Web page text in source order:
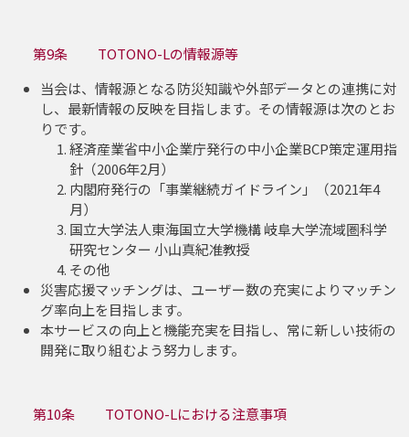
第9条 TOTONO-Lの情報源等
当会は、情報源となる防災知識や外部データとの連携に対
し、最新情報の反映を目指します。その情報源は次のとお
りです。
経済産業省中小企業庁発行の中小企業BCP策定運用指
針（2006年2月）
内閣府発行の「事業継続ガイドライン」（2021年4
月）
国立大学法人東海国立大学機構 岐阜大学流域圏科学
研究センター 小山真紀准教授
その他
災害応援マッチングは、ユーザー数の充実によりマッチン
グ率向上を目指します。
本サービスの向上と機能充実を目指し、常に新しい技術の
開発に取り組むよう努力します。
第10条 TOTONO-Lにおける注意事項